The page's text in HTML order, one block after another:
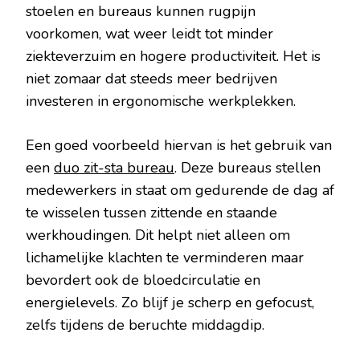
stoelen en bureaus kunnen rugpijn
voorkomen, wat weer leidt tot minder
ziekteverzuim en hogere productiviteit. Het is
niet zomaar dat steeds meer bedrijven
investeren in ergonomische werkplekken.
Een goed voorbeeld hiervan is het gebruik van
een duo zit-sta bureau. Deze bureaus stellen
medewerkers in staat om gedurende de dag af
te wisselen tussen zittende en staande
werkhoudingen. Dit helpt niet alleen om
lichamelijke klachten te verminderen maar
bevordert ook de bloedcirculatie en
energielevels. Zo blijf je scherp en gefocust,
zelfs tijdens de beruchte middagdip.